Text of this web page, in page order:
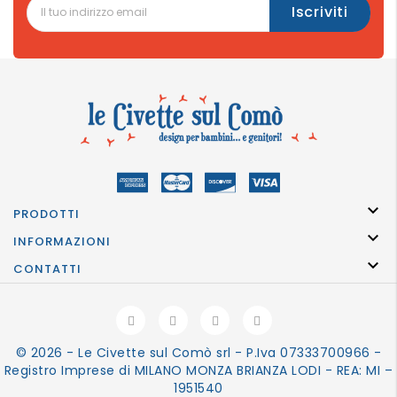
PRODOTTI 
INFORMAZIONI 
CONTATTI 
© 2026 - Le Civette sul Comò srl - P.Iva 07333700966 -
Registro Imprese di MILANO MONZA BRIANZA LODI - REA: MI –
1951540